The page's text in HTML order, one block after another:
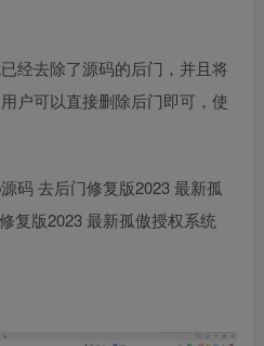
经去除了源码的后门，并且将
户可以直接删除后门即可，使
码 去后门修复版2023 最新孤
复版2023 最新孤傲授权系统